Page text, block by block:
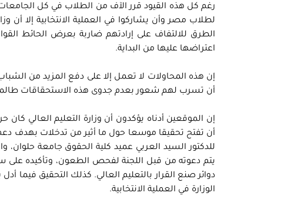
رغم كل هذه القيود قرر الآف من الطلاب في كل
لطلاب مصر وأن يشاركوا في العملية الانتخابية إلا أن
الطرق للالتفاف على إرادتهم ضاربة بعرض الحائط
اعتراضها عليها من البداية.
إن هذه المحاولات لا تعمل إلا على دفع المزيد من
أن تسرب لهم شعور بعدم جدوى هذه الاستحقاقات طالما
إن الموقعين أدناه يؤكدون أن وزارة التعليم العالي
أن تفتح تحقيقا موسعا حول ما أثير من تدخلات بهدف
للدكتور السيد العربي عميد كلية الحقوق جامعة حلوان،
يتم دعوته من قبل اللجنة لفحص الطعون، وتأكيده على
دوائر صنع القرار بالتعليم العالي. كذلك التحقيق فيما
الوزارة في العملية الانتخابية.